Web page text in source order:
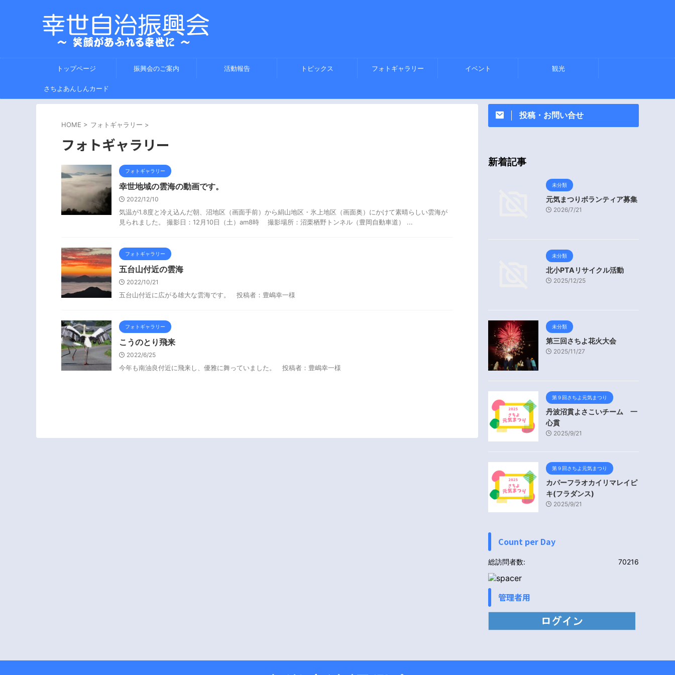
トップページ 振興会のご案内 活動報告 トピックス フォトギャラリー イベント 観光
さちよあんしんカード
HOME > フォトギャラリー >
フォトギャラリー
フォトギャラリー
幸世地域の雲海の動画です。
2022/12/10
気温が1.8度と冷え込んだ朝、沼地区（画面手前）から絹山地区・氷上地区（画面奥）にかけて素晴らしい雲海が
見られました。 撮影日：12月10日（土）am8時 撮影場所：沼栗栖野トンネル（豊岡自動車道） ...
フォトギャラリー
五台山付近の雲海
2022/10/21
五台山付近に広がる雄大な雲海です。 投稿者：豊嶋幸一様
フォトギャラリー
こうのとり飛来
2022/6/25
今年も南油良付近に飛来し、優雅に舞っていました。 投稿者：豊嶋幸一様
投稿・お問い合せ
新着記事
未分類
元気まつりボランティア募集
2026/7/21
未分類
北小PTAリサイクル活動
2025/12/25
未分類
第三回さちよ花火大会
2025/11/27
第９回さちよ元気まつり
丹波沼貫よさこいチーム 一
心貫
2025/9/21
第９回さちよ元気まつり
カパーフラオカイリマレイピ
キ(フラダンス)
2025/9/21
Count per Day
70216
総訪問者数:
管理者用